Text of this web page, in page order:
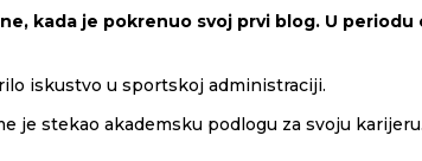
kada je pokrenuo svoj prvi blog. U
iskustvo u sportskoj administraciji.
stekao akademsku podlogu za svoju